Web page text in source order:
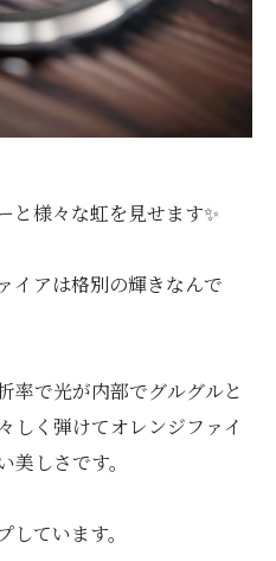
と様々な虹を見せます✨
イアは格別の輝きなんで
率で光が内部でグルグルと
しく弾けてオレンジファイ
しさです。
ています。